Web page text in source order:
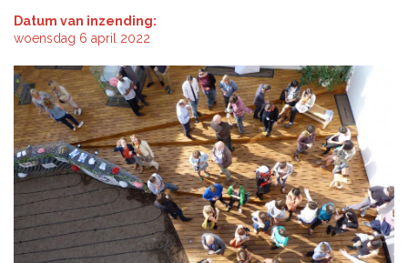
Datum van inzending:
woensdag 6 april 2022